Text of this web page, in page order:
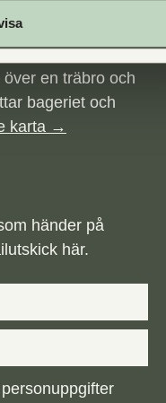
Grindmotet, E6.
Följ
över en träbro och
bageriet och
karta →
händer på
här.